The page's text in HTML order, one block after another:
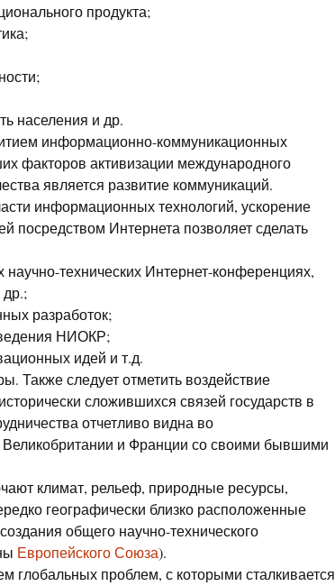
продукта;
населения и др.
информационно-коммуникационных
факторов активизации международного
является развитие коммуникаций.
информационных технологий, ускорение
посредством Интернета позволяет сделать
технических Интернет-конференциях,
разработок;
НИОКР;
идей и т.д.
Также следует отметить воздействие
сложившихся связей государств в
отчетливо видна во
и Франции со своими бывшими
климат, рельеф, природные ресурсы,
географически близко расположенные
общего научно-технического
Европейского Союза).
глобальных проблем, с которыми сталкивается